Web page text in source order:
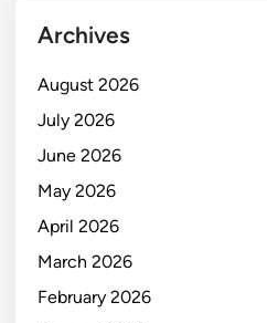
Archives
August 2026
July 2026
June 2026
May 2026
April 2026
March 2026
February 2026